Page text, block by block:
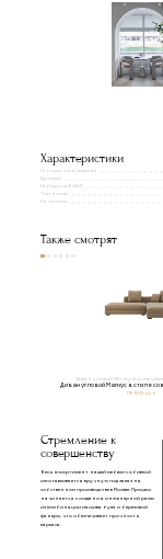
Характеристики
Также смотрят
Диван угловой Магнус в стиле
Диван угловой Магнус в стиле
176 900 руб.
Стремление к
совершенству
Весь ассортимент нашей мебели с обивкой
изготавливается вручную под заказ на
собственном производстве в Москве. Процесс
начинается с создания инженерной рамы
из комбинации массива бука и березовой
фанеры, что обеспечивает прочность
каркаса.